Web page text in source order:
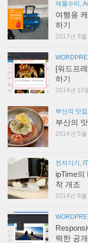
제품수리,
여행용
하기
2017년 8월
[워드프
하기
2014년 10
부산의 맛
부산의
2014년 5월
전자기기,
ipTime의
착 개조
2014년 8월
력한 공